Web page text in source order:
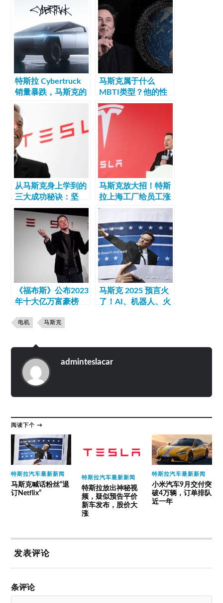
特斯拉 Cybertruck
销量暴跌，马斯克的
“爆款梦” 碎了？
马斯克属于什么
MBTI类型？他的性
格特点是什么？
从马斯克身上学到的
三大成功秘诀：坚
持、质疑、不怕失败
马斯克放大招！特斯
拉上海工厂给员工涨
薪
《福布斯》公布2023
年十大亿万富豪榜
钱的人
马斯克 2025 预言火
了！AI、机器人、火
电机 马斯克
adminteslacar
阅读下个 →
特斯拉汽车最新新闻
马斯克喊话粉丝“退
订Netflix”
特斯拉汽车最新新闻
特斯拉放出神秘视
频，疑似预告平价
新车发布，股价大
涨
特斯拉汽车最新新闻
小米汽车9月交付突
破4万辆，订单排队
近一年
发表评论
条评论